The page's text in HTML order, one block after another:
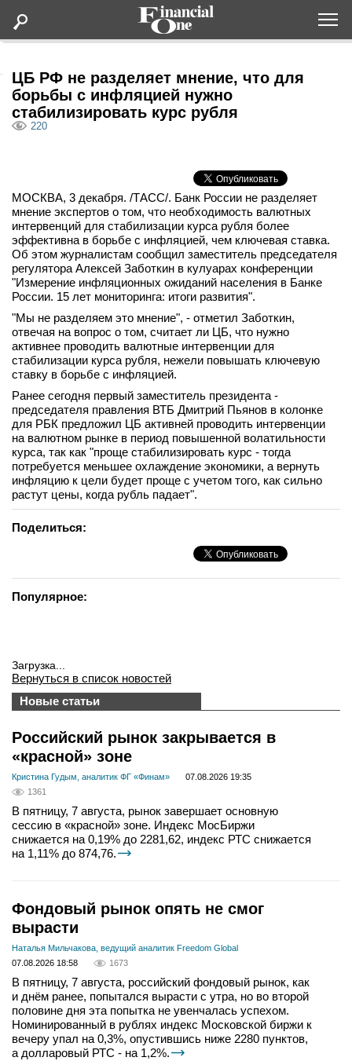
Статьи
Lifestyle
Мероприятия
Новости
Интервью
вконтакте
телеграм
Стать автором
Вход
ЦБ РФ не разделяет мнение, что для
борьбы с инфляцией нужно
стабилизировать курс рубля
220
МОСКВА, 3 декабря. /ТАСС/. Банк России не разделяет
мнение экспертов о том, что необходимость валютных
интервенций для стабилизации курса рубля более
эффективна в борьбе с инфляцией, чем ключевая ставка.
Об этом журналистам сообщил заместитель председателя
регулятора Алексей Заботкин в кулуарах конференции
"Измерение инфляционных ожиданий населения в Банке
России. 15 лет мониторинга: итоги развития".
"Мы не разделяем это мнение", - отметил Заботкин,
отвечая на вопрос о том, считает ли ЦБ, что нужно
активнее проводить валютные интервенции для
стабилизации курса рубля, нежели повышать ключевую
ставку в борьбе с инфляцией.
Ранее сегодня первый заместитель президента -
председателя правления ВТБ Дмитрий Пьянов в колонке
для РБК предложил ЦБ активней проводить интервенции
на валютном рынке в период повышенной волатильности
курса, так как "проще стабилизировать курс - тогда
потребуется меньшее охлаждение экономики, а вернуть
инфляцию к цели будет проще с учетом того, как сильно
растут цены, когда рубль падает".
Поделиться:
Популярное:
Загрузка...
Вернуться в список новостей
Новые статьи
Российский рынок закрывается в
«красной» зоне
Кристина Гудым, аналитик ФГ «Финам»
07.08.2026 19:35
1361
В пятницу, 7 августа, рынок завершает основную
сессию в «красной» зоне. Индекс МосБиржи
снижается на 0,19% до 2281,62, индекс РТС снижается
на 1,11% до 874,76.
Фондовый рынок опять не смог
вырасти
Наталья Мильчакова, ведущий аналитик Freedom Global
07.08.2026 18:58
1673
В пятницу, 7 августа, российский фондовый рынок, как
и днём ранее, попытался вырасти с утра, но во второй
половине дня эта попытка не увенчалась успехом.
Номинированный в рублях индекс Московской биржи к
вечеру упал на 0,3%, опустившись ниже 2280 пунктов,
а долларовый РТС - на 1,2%.